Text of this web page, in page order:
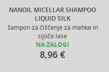
NANOIL MICELLAR SHAMPOO
LIQUID SILK
šampon za čiščenje za mehke in
sijoče lase
NA ZALOGI
8,96 €